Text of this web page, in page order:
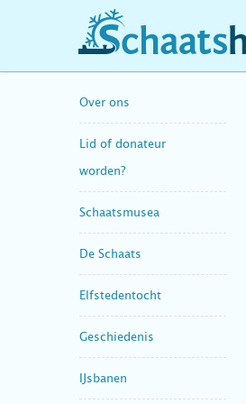
schaatshistorie.nl
Over ons
Lid of donateur
worden?
Schaatsmusea
De Schaats
Elfstedentocht
Geschiedenis
IJsbanen